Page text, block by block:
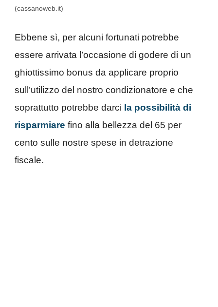
(cassanoweb.it)
Ebbene sì, per alcuni fortunati potrebbe
essere arrivata l’occasione di godere di un
ghiottissimo bonus da applicare proprio
sull’utilizzo del nostro condizionatore e che
soprattutto potrebbe darci la possibilità di
risparmiare fino alla bellezza del 65 per
cento sulle nostre spese in detrazione
fiscale.